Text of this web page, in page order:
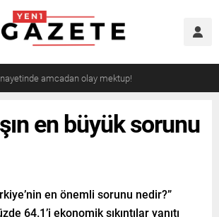
amcadan olay mektup!
en büyük sorunu
en önemli sorunu nedir?”
64.1’i ekonomik sıkıntılar yanıtı